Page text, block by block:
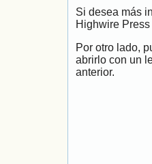
Si desea más
Highwire
Por otro lado,
abrirlo con un
anterior.